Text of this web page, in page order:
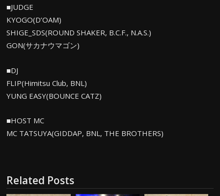
■JUDGE
KYOGO(D’OAM)
SHIGE_SDS(ROUND SHAKER, B.C.F., N.A.S.)
GON(サカナウマゴン)
■DJ
FLIP(Himitsu Club, BNL)
YUNG EASY(BOUNCE CATZ)
■HOST MC
MC TATSUYA(GIDDAP, BNL, THE BROTHERS)
Related Posts